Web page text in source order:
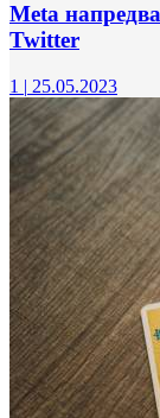
Meta
Twitter
1 | 25.05.2023